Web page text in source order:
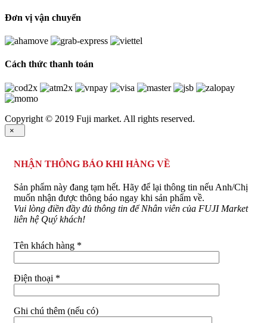
Đơn vị vận chuyển
Cách thức thanh toán
Copyright © 2019 Fuji market. All rights reserved.
×
NHẬN THÔNG BÁO KHI HÀNG VỀ
Sản phẩm này đang tạm hết. Hãy để lại thông tin nếu Anh/Chị
muốn nhận được thông báo ngay khi sản phẩm về.
Vui lòng điền đầy đủ thông tin để Nhân viên của FUJI Market
liên hệ Quý khách!
Tên khách hàng *
Điện thoại *
Ghi chú thêm (nếu có)